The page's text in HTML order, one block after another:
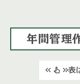
年間管理
表